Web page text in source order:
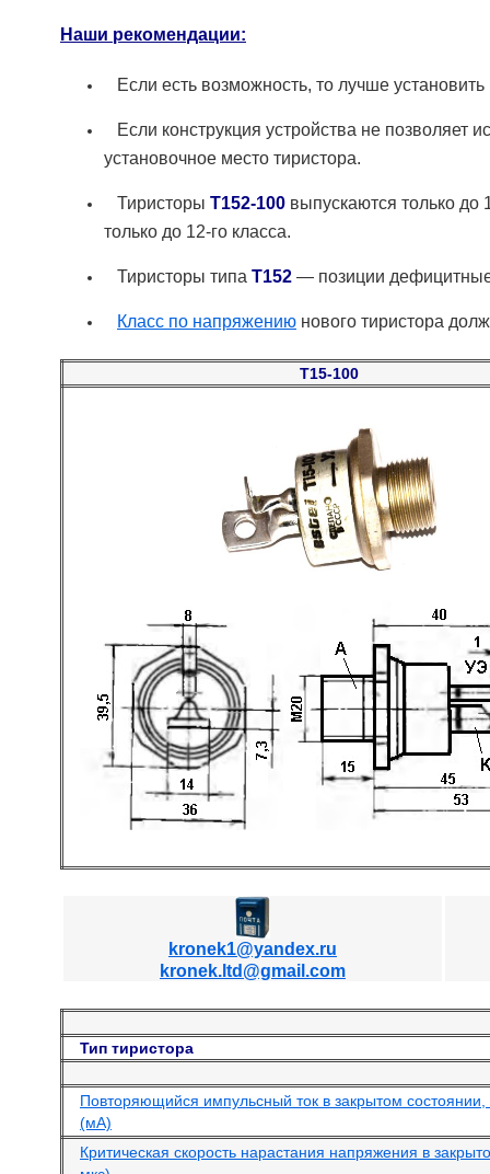
Наши рекомендации:
Если есть возможность, то лучше
Если конструкция устройства не позволяет
установочное место тиристора.
Тиристоры Т152-100 выпускаются только
только до 12-го класса.
Тиристоры типа Т152 — позиции
Класс по напряжению нового тиристора
Т15-100
kronek1@yandex.ru
kronek.ltd@gmail.com
Тип тиристора
Повторяющийся импульсный ток в закрытом состоянии,
(мА)
Критическая скорость нарастания напряжения в